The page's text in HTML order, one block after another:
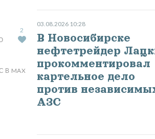
2
В MAX
03.08.2026 10:28
В Новосибирске
нефтетрейдер
прокомментировал
картельное дело
против
АЗС